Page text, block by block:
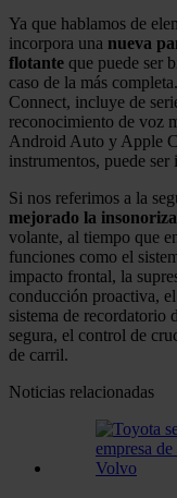
Ya que hablamos de
incorpora una nueva
flotante que puede ser
caso de la más
Connect, incluye de
reconocimiento de voz
Android Auto y Apple
instrumentos, puede
Si nos referimos a la
mejorado la
volante, al tiempo que
funciones como el
impacto frontal, la
conducción proactiva,
sistema de recordatorio
segura, el control de
de carril.
Noticias relacionadas